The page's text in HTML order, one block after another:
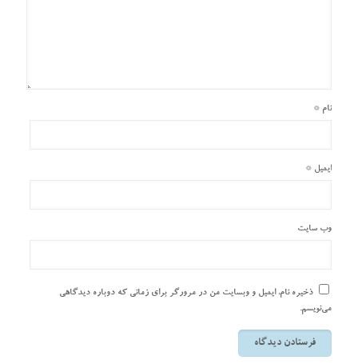
نام *
ایمیل *
وب‌ سایت
ذخیره نام، ایمیل و وبسایت من در مرورگر برای زمانی که دوباره دیدگاهی
می‌نویسم.